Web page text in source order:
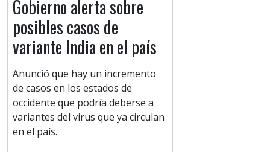
Gobierno alerta sobre
posibles casos de
variante India en el país
Anunció que hay un incremento
de casos en los estados de
occidente que podría deberse a
variantes del virus que ya circulan
en el país.